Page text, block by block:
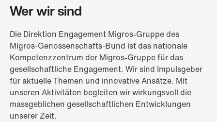
Wer wir sind
Die Direktion Engagement Migros-Gruppe des
Migros-Genossenschafts-Bund ist das nationale
Kompetenzzentrum der Migros-Gruppe für das
gesellschaftliche Engagement. Wir sind Impulsgeber
für aktuelle Themen und innovative Ansätze. Mit
unseren Aktivitäten begleiten wir wirkungsvoll die
massgeblichen gesellschaftlichen Entwicklungen
unserer Zeit.